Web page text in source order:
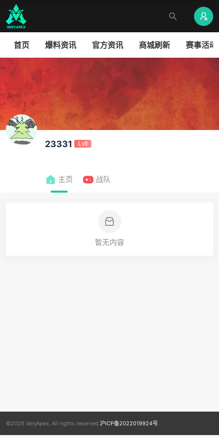
首页 爆料资讯 官方资讯 商城刷新 赛事活动
23331 Lv0
主页 战队
暂无内容
©2026 VeryApex. All rights reserved.沪ICP备2022019924号.